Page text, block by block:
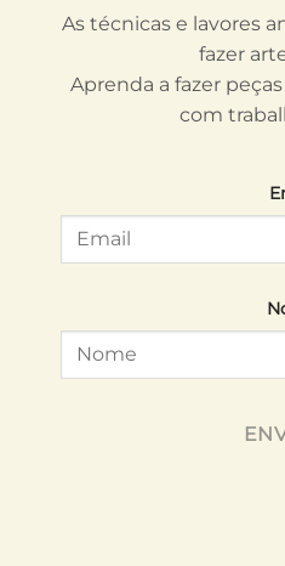
As técnicas e lavores
fazer
Aprenda a fazer
com